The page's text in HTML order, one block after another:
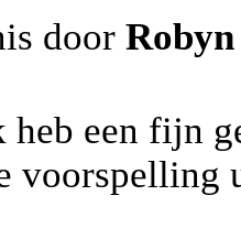
door Robyn
een fijn
voorspelling